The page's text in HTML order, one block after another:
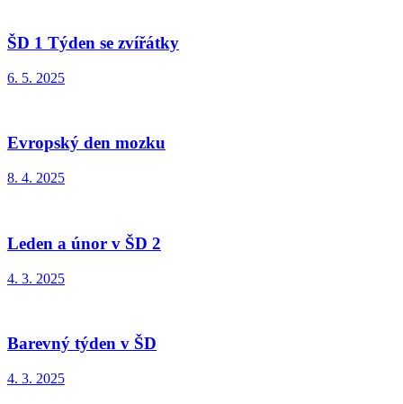
ŠD 1 Týden se zvířátky
6. 5. 2025
Evropský den mozku
8. 4. 2025
Leden a únor v ŠD 2
4. 3. 2025
Barevný týden v ŠD
4. 3. 2025